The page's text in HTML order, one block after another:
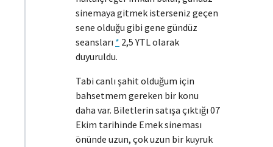
sinemaya gitmek isterseniz geçen
sene olduğu gibi gene gündüz
seansları * 2,5 YTL olarak
duyuruldu.
Tabi canlı şahit olduğum için
bahsetmem gereken bir konu
daha var. Biletlerin satışa çıktığı 07
Ekim tarihinde Emek sineması
önünde uzun, çok uzun bir kuyruk